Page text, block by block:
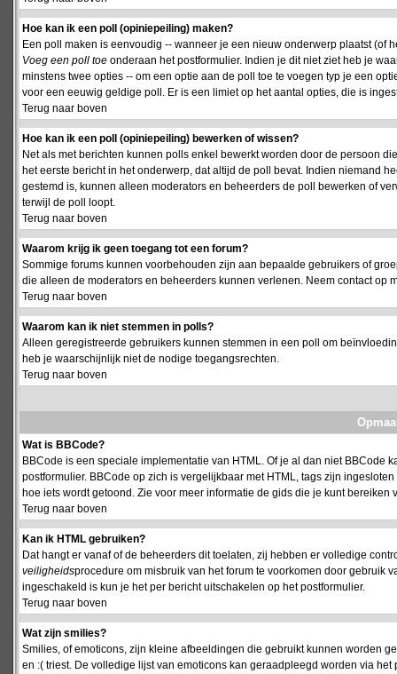
Hoe kan ik een poll (opiniepeiling) maken?
Een poll maken is eenvoudig -- wanneer je een nieuw onderwerp plaatst (of
Voeg een poll toe onderaan het postformulier. Indien je dit niet ziet heb je
minstens twee opties -- om een optie aan de poll toe te voegen typ je een
voor een eeuwig geldige poll. Er is een limiet op het aantal opties, die is
Terug naar boven
Hoe kan ik een poll (opiniepeiling) bewerken of wissen?
Net als met berichten kunnen polls enkel bewerkt worden door de persoon
het eerste bericht in het onderwerp, dat altijd de poll bevat. Indien niemand
gestemd is, kunnen alleen moderators en beheerders de poll bewerken of
terwijl de poll loopt.
Terug naar boven
Waarom krijg ik geen toegang tot een forum?
Sommige forums kunnen voorbehouden zijn aan bepaalde gebruikers of
die alleen de moderators en beheerders kunnen verlenen. Neem contact op
Terug naar boven
Waarom kan ik niet stemmen in polls?
Alleen geregistreerde gebruikers kunnen stemmen in een poll om
heb je waarschijnlijk niet de nodige toegangsrechten.
Terug naar boven
Wat is BBCode?
BBCode is een speciale implementatie van HTML. Of je al dan niet
postformulier. BBCode op zich is vergelijkbaar met HTML, tags zijn
hoe iets wordt getoond. Zie voor meer informatie de gids die je kunt bereiken
Terug naar boven
Kan ik HTML gebruiken?
Dat hangt er vanaf of de beheerders dit toelaten, zij hebben er volledige
veiligheidsprocedure om misbruik van het forum te voorkomen door gebruik
ingeschakeld is kun je het per bericht uitschakelen op het postformulier.
Terug naar boven
Wat zijn smilies?
Smilies, of emoticons, zijn kleine afbeeldingen die gebruikt kunnen worden
en :( triest. De volledige lijst van emoticons kan geraadpleegd worden via